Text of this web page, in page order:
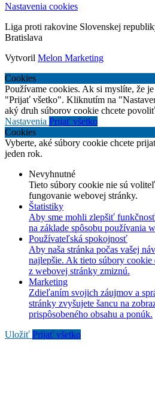
Nastavenia cookies
Liga proti rakovine Slovenskej
Bratislava
Vytvoril Melon Marketing
Cookies
Používame cookies. Ak si myslíte, že
"Prijať všetko". Kliknutím na
aký druh súborov cookie chcete
Nastavenia Prijať všetko
Cookies
Vyberte, aké súbory cookie chcete
jeden rok.
Nevyhnutné
Tieto súbory cookie nie sú
fungovanie webovej stránky.
Štatistiky
Aby sme mohli zlepšiť
na základe spôsobu používania
Používateľská spokojnosť
Aby naša stránka počas vašej
najlepšie. Ak tieto súbory
z webovej stránky zmiznú.
Marketing
Zdieľaním svojich záujmov a
stránky zvyšujete šancu na
prispôsobeného obsahu a ponúk.
Uložiť Prijať všetko